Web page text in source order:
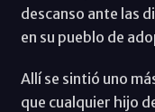
descanso ante las
en su pueblo de
Allí se sintió uno
que cualquier hijo